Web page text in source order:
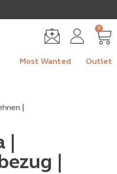
0
Most Wanted Outlet
|
|